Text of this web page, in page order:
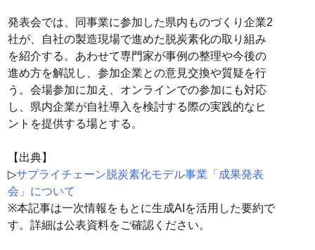
発表会では、同事業に参加した県内ものづくり企業2
社が、自社の製造現場で進めた脱炭素化の取り組み
を紹介する。あわせて専門家が事例の整理や今後の
進め方を解説し、参加企業との意見交換や質疑を行
う。会場参加に加え、オンラインでの参加にも対応
し、県内企業が自社導入を検討する際の実践的なヒ
ントを提供する場とする。
【出典】
▷サプライチェーン脱炭素化モデル事業「成果発表
会」について
※本記事は一次情報をもとに生成AIを活用した要約で
す。詳細は公表資料をご確認ください。